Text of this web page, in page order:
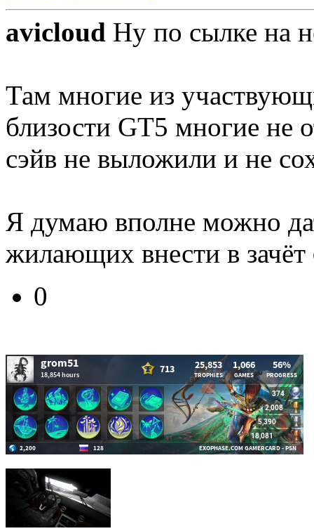
avicloud Ну по сылке на
Там многие из
близости GT5 многие не
сэйв не выложили и не
Я думаю вполне можно
жилающих внести в зачёт
0